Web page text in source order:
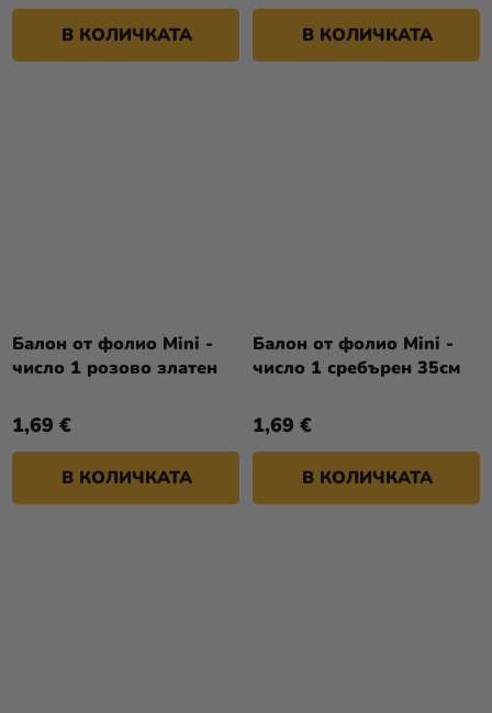
В КОЛИЧКАТА В КОЛИЧКАТА
Балон от фолио Mini -
число 1 розово златен
1,69 €
В КОЛИЧКАТА
Балон от фолио Mini -
число 1 сребърен 35см
1,69 €
В КОЛИЧКАТА